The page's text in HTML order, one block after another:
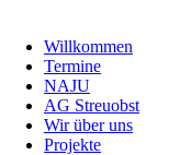
Willkommen
Termine
NAJU
AG Streuobst
Wir über uns
Projekte